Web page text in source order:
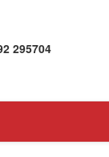
295704